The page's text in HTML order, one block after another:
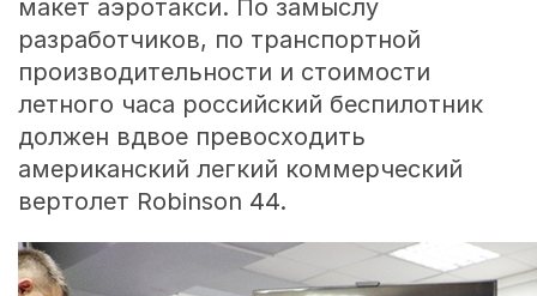
макет аэротакси. По замыслу
разработчиков, по транспортной
производительности и стоимости
летного часа российский беспилотник
должен вдвое превосходить
американский легкий коммерческий
вертолет Robinson 44.